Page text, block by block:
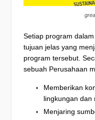
Setiap program
tujuan jelas yang
program tersebut.
sebuah Perusahaan
Memberikan
lingkungan dan
Menjaring